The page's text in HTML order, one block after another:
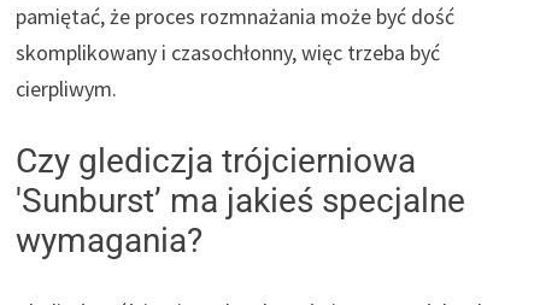
pamiętać, że proces rozmnażania może być dość
skomplikowany i czasochłonny, więc trzeba być
cierpliwym.
Czy glediczja trójcierniowa
'Sunburst’ ma jakieś specjalne
wymagania?